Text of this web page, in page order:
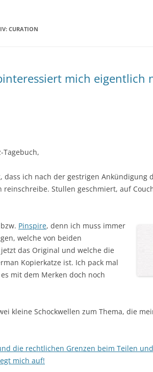
CURATION
mich eigentlich
Tagebuch,
dass ich nach der gestrigen Ankündigung
reinschreibe. Stullen geschmiert, auf
Pinspire, denn ich muss immer
welche von beiden
das Original und welche die
Kopierkatze ist. Ich pack mal
mit dem Merken doch noch
kleine Schockwellen zum Thema, die
die rechtlichen Grenzen beim Teilen
mich auf!